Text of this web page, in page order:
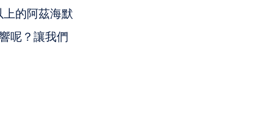
的阿茲海默
呢？讓我們